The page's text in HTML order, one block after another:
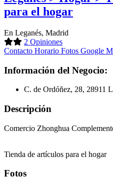
para el hogar
En Leganés, Madrid
2 Opiniones
Contacto Horario Fotos Google
Información del Negocio:
C. de Ordóñez, 28, 28911
Descripción
Comercio Zhonghua
Tienda de artículos para el hogar
Fotos